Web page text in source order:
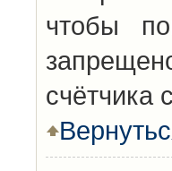
чтобы
счётчика